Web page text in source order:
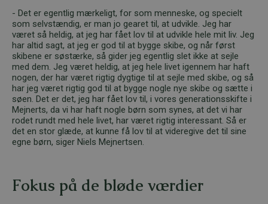
- Det er egentlig mærkeligt, for som menneske, og specielt
som selvstændig, er man jo gearet til, at udvikle. Jeg har
været så heldig, at jeg har fået lov til at udvikle hele mit liv. Jeg
har altid sagt, at jeg er god til at bygge skibe, og når først
skibene er søstærke, så gider jeg egentlig slet ikke at sejle
med dem. Jeg været heldig, at jeg hele livet igennem har haft
nogen, der har været rigtig dygtige til at sejle med skibe, og så
har jeg været rigtig god til at bygge nogle nye skibe og sætte i
søen. Det er det, jeg har fået lov til, i vores generationsskifte i
Mejnerts, da vi har haft nogle børn som synes, at det vi har
rodet rundt med hele livet, har været rigtig interessant. Så er
det en stor glæde, at kunne få lov til at videregive det til sine
egne børn, siger Niels Mejnertsen.
Fokus på de bløde værdier